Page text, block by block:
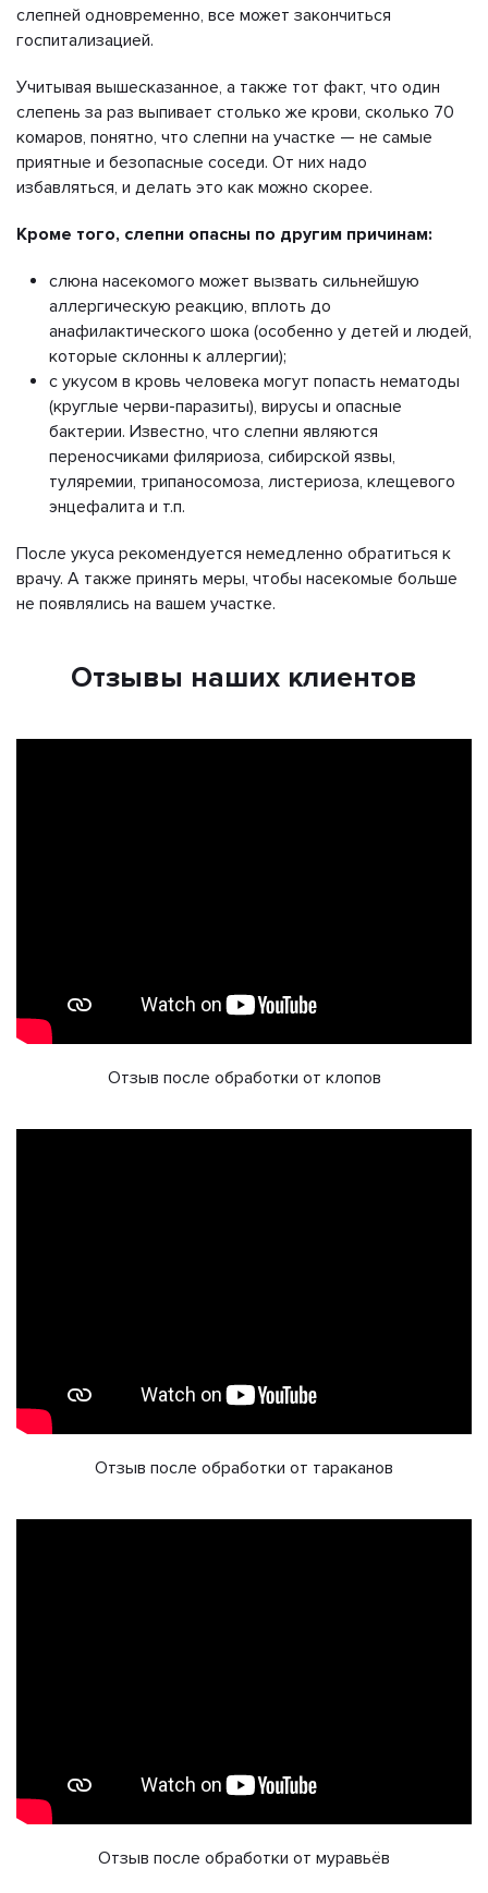
слепней одновременно, все может закончиться
госпитализацией.
Учитывая вышесказанное, а также тот факт, что один
слепень за раз выпивает столько же крови, сколько 70
комаров, понятно, что слепни на участке — не самые
приятные и безопасные соседи. От них надо
избавляться, и делать это как можно скорее.
Кроме того, слепни опасны по другим причинам:
слюна насекомого может вызвать сильнейшую
аллергическую реакцию, вплоть до
анафилактического шока (особенно у детей и людей,
которые склонны к аллергии);
с укусом в кровь человека могут попасть нематоды
(круглые черви-паразиты), вирусы и опасные
бактерии. Известно, что слепни являются
переносчиками филяриоза, сибирской язвы,
туляремии, трипаносомоза, листериоза, клещевого
энцефалита и т.п.
После укуса рекомендуется немедленно обратиться к
врачу. А также принять меры, чтобы насекомые больше
не появлялись на вашем участке.
Отзывы наших клиентов
Отзыв после обработки от клопов
Отзыв после обработки от тараканов
Отзыв после обработки от муравьёв